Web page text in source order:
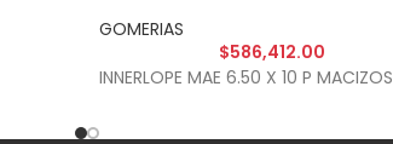
GOMERIAS
$586,412.00
INNERLOPE MAE 6.50 X 10 P MACIZOS